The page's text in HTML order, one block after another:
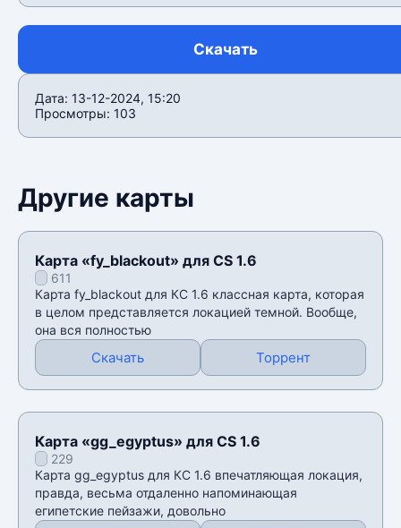
Скачать
Дата: 13-12-2024, 15:20
Просмотры: 103
Другие карты
Карта «fy_blackout» для CS 1.6
611
Карта fy_blackout для КС 1.6 классная карта, которая
в целом представляется локацией темной. Вообще,
она вся полностью
Скачать Торрент
Карта «gg_egyptus» для CS 1.6
229
Карта gg_egyptus для КС 1.6 впечатляющая локация,
правда, весьма отдаленно напоминающая
египетские пейзажи, довольно